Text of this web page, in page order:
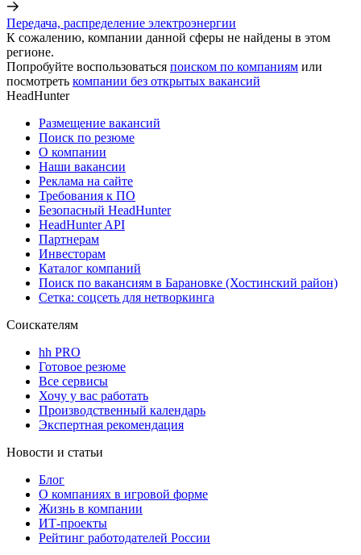
Передача, распределение электроэнергии
К сожалению, компании данной сферы не найдены в этом
регионе.
Попробуйте воспользоваться поиском по компаниям или
посмотреть компании без открытых вакансий
HeadHunter
Размещение вакансий
Поиск по резюме
О компании
Наши вакансии
Реклама на сайте
Требования к ПО
Безопасный HeadHunter
HeadHunter API
Партнерам
Инвесторам
Каталог компаний
Поиск по вакансиям в Барановке (Хостинский район)
Сетка: соцсеть для нетворкинга
Соискателям
hh PRO
Готовое резюме
Все сервисы
Хочу у вас работать
Производственный календарь
Экспертная рекомендация
Новости и статьи
Блог
О компаниях в игровой форме
Жизнь в компании
ИТ-проекты
Рейтинг работодателей России